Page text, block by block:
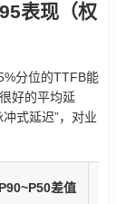
表现（权
分位的TTFB能
好的平均延
式延迟”，对业
P90~P50差值